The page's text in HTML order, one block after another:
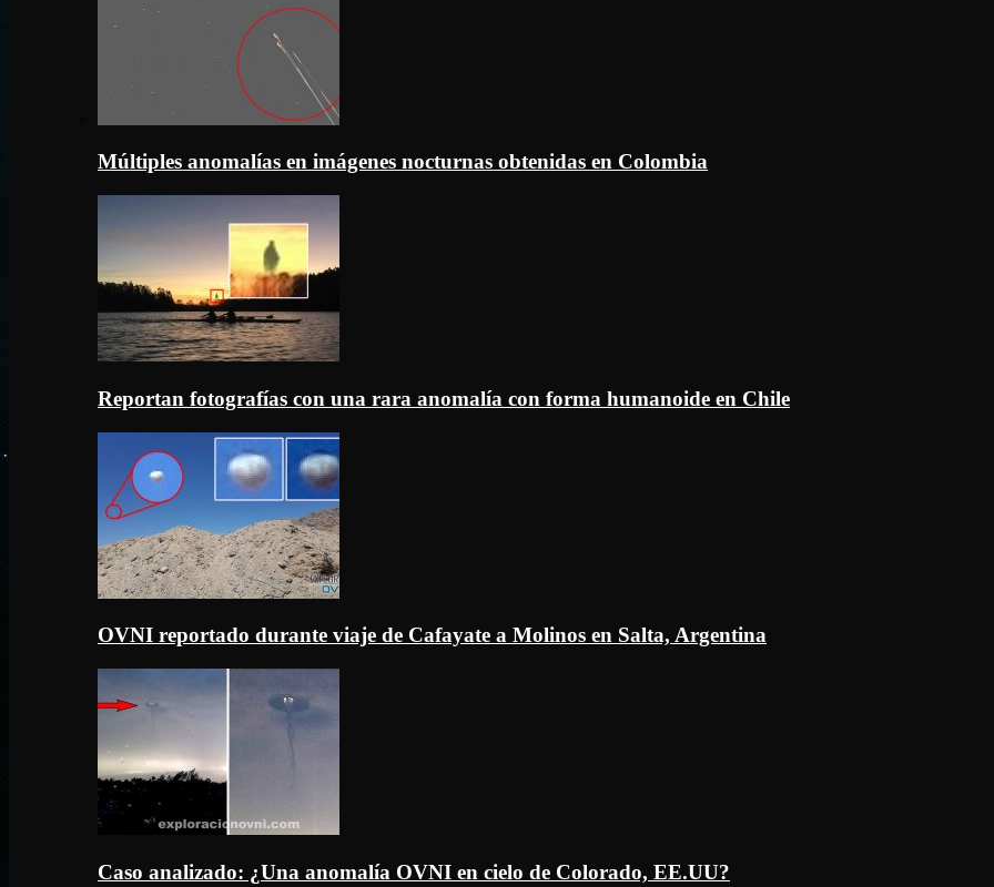
Múltiples anomalías en imágenes nocturnas obtenidas en Colombia
Reportan fotografías con una rara anomalía con forma humanoide en Chile
OVNI reportado durante viaje de Cafayate a Molinos en Salta, Argentina
Caso analizado: ¿Una anomalía OVNI en cielo de Colorado, EE.UU?